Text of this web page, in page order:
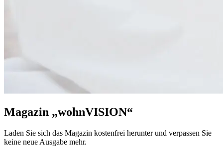
Magazin „wohnVISION“
Laden Sie sich das Magazin kostenfrei herunter und verpassen Sie
keine neue Ausgabe mehr.